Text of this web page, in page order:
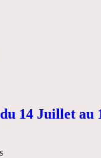
14 Juillet au